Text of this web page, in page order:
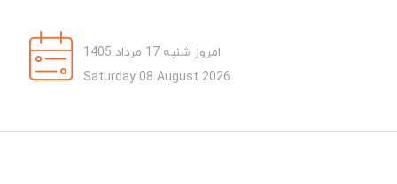
امروز شنبه 17 مرداد 1405
Saturday 08 August 2026